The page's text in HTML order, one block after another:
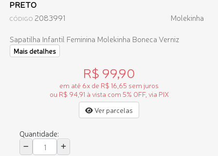
PRETO
CÓDIGO 2083991
Molekinha
Sapatilha Infantil Feminina Molekinha Boneca Verniz
Mais detalhes
R$ 99,90
em até 6x de R$ 16,65 sem juros
ou R$ 94,91 à vista com 5% OFF, via PIX
Ver parcelas
Quantidade: